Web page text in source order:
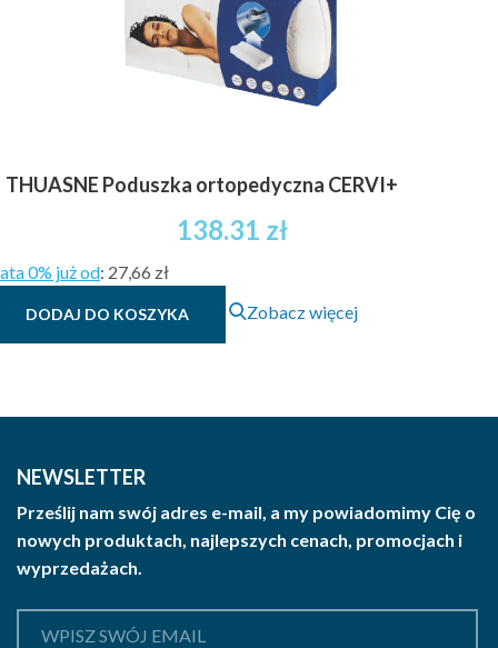
THUASNE Poduszka ortopedyczna CERVI+
138.31 zł
0% już od: 27,66 zł
DODAJ DO KOSZYKA Zobacz więcej
NEWSLETTER
Prześlij nam swój adres e-mail, a my powiadomimy Cię o
nowych produktach, najlepszych cenach, promocjach i
wyprzedażach.